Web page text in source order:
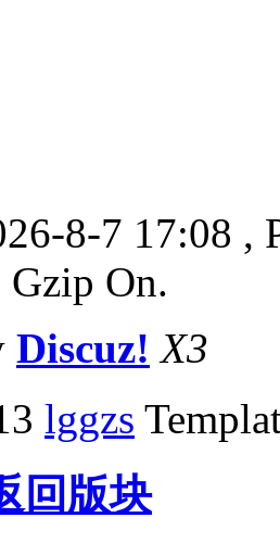
8-7 17:08 ,
Gzip On.
Discuz! X3
lggzs
回版块